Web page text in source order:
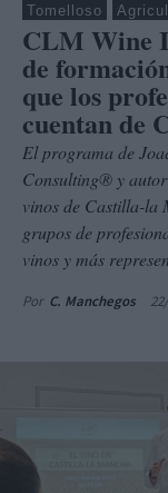
Tomelloso
CLM Wine
de
que los
cuentan de
El programa de
Consulting® y
vinos de Castilla-la
grupos de
vinos y más
Por C. Manchegos